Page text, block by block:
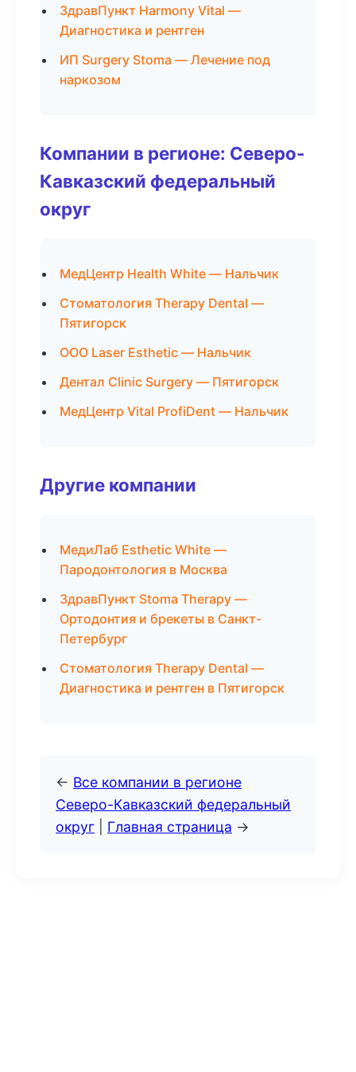
ЗдравПункт Harmony Vital —
Диагностика и рентген
ИП Surgery Stoma — Лечение под
наркозом
Компании в регионе: Северо-
Кавказский федеральный
округ
МедЦентр Health White — Нальчик
Стоматология Therapy Dental —
Пятигорск
ООО Laser Esthetic — Нальчик
Дентал Clinic Surgery — Пятигорск
МедЦентр Vital ProfiDent — Нальчик
Другие компании
МедиЛаб Esthetic White —
Пародонтология в Москва
ЗдравПункт Stoma Therapy —
Ортодонтия и брекеты в Санкт-
Петербург
Стоматология Therapy Dental —
Диагностика и рентген в Пятигорск
← Все компании в регионе
Северо-Кавказский федеральный
округ
Главная страница →